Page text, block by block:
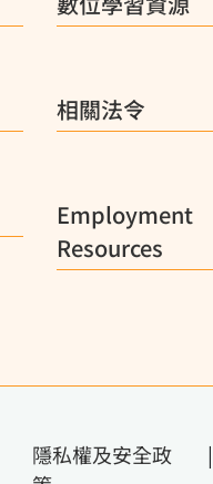
相關法令
Employment
Resources
隱私權及安全政
|